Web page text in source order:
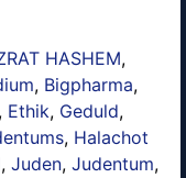
HASHEM,
, Bigpharma,
, Ethik, Geduld,
, Halachot
, Juden, Judentum,